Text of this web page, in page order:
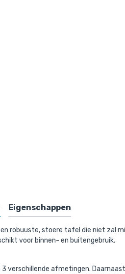
Eigenschappen
robuuste, stoere tafel die niet zal
voor binnen- en buitengebruik.
3 verschillende afmetingen.